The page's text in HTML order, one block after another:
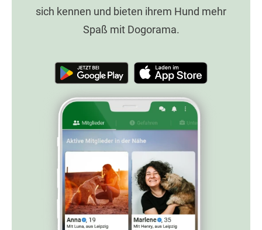
sich kennen und bieten ihrem Hund mehr
Spaß mit Dogorama.